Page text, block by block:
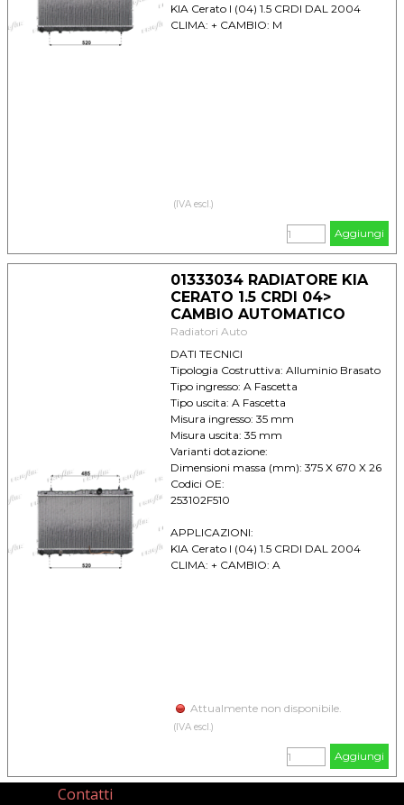
KIA Cerato I (04) 1.5 CRDI DAL 2004
CLIMA: + CAMBIO: M
(IVA escl.)
Aggiungi
01333034 RADIATORE KIA
CERATO 1.5 CRDI 04>
CAMBIO AUTOMATICO
Radiatori Auto
DATI TECNICI
Tipologia Costruttiva: Alluminio Brasato
Tipo ingresso: A Fascetta
Tipo uscita: A Fascetta
Misura ingresso: 35 mm
Misura uscita: 35 mm
Varianti dotazione:
Dimensioni massa (mm): 375 X 670 X 26
Codici OE:
253102F510
APPLICAZIONI:
KIA Cerato I (04) 1.5 CRDI DAL 2004
CLIMA: + CAMBIO: A
Attualmente non disponibile.
(IVA escl.)
Aggiungi
Contatti